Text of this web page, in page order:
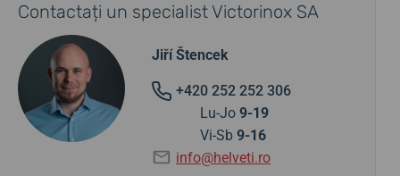
Contactați un specialist Victorinox SA
Jiří Štencek
+420 252 252 306
Lu-Jo 9-19
Vi-Sb 9-16
info@helveti.ro